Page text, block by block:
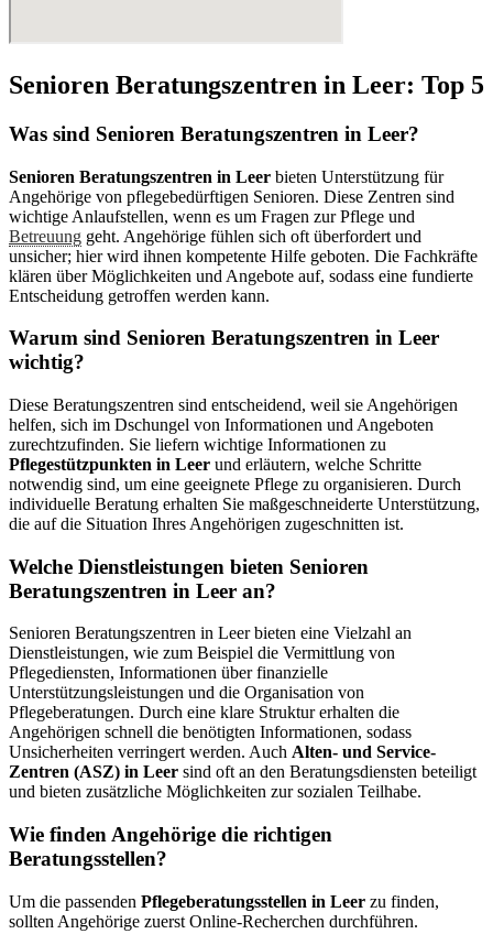
Senioren Beratungszentren in Leer: Top 5
Was sind Senioren Beratungszentren in Leer?
Senioren Beratungszentren in Leer bieten Unterstützung für
Angehörige von pflegebedürftigen Senioren. Diese Zentren sind
wichtige Anlaufstellen, wenn es um Fragen zur Pflege und
Betreuung geht. Angehörige fühlen sich oft überfordert und
unsicher; hier wird ihnen kompetente Hilfe geboten. Die Fachkräfte
klären über Möglichkeiten und Angebote auf, sodass eine fundierte
Entscheidung getroffen werden kann.
Warum sind Senioren Beratungszentren in Leer
wichtig?
Diese Beratungszentren sind entscheidend, weil sie Angehörigen
helfen, sich im Dschungel von Informationen und Angeboten
zurechtzufinden. Sie liefern wichtige Informationen zu
Pflegestützpunkten in Leer und erläutern, welche Schritte
notwendig sind, um eine geeignete Pflege zu organisieren. Durch
individuelle Beratung erhalten Sie maßgeschneiderte Unterstützung,
die auf die Situation Ihres Angehörigen zugeschnitten ist.
Welche Dienstleistungen bieten Senioren
Beratungszentren in Leer an?
Senioren Beratungszentren in Leer bieten eine Vielzahl an
Dienstleistungen, wie zum Beispiel die Vermittlung von
Pflegediensten, Informationen über finanzielle
Unterstützungsleistungen und die Organisation von
Pflegeberatungen. Durch eine klare Struktur erhalten die
Angehörigen schnell die benötigten Informationen, sodass
Unsicherheiten verringert werden. Auch Alten- und Service-
Zentren (ASZ) in Leer sind oft an den Beratungsdiensten beteiligt
und bieten zusätzliche Möglichkeiten zur sozialen Teilhabe.
Wie finden Angehörige die richtigen
Beratungsstellen?
Um die passenden Pflegeberatungsstellen in Leer zu finden,
sollten Angehörige zuerst Online-Recherchen durchführen.